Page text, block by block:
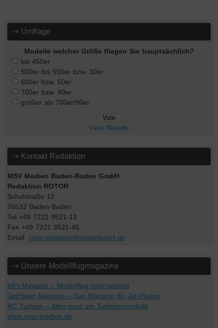
⇢ Umfrage
Modelle welcher Größe fliegen Sie hauptsächlich?
bis 450er
500er bis 550er bzw. 30er
600er bzw. 50er
700er bzw. 90er
größer als 700er/90er
View Results
⇢ Kontakt Redaktion
MSV Medien Baden-Baden GmbH
Redaktion ROTOR
Schulstraße 12
76532 Baden-Baden
Tel +49 7221 9521-13
Fax +49 7221 9521-45
Email rotorredaktion@modellsport.de
⇢ Unsere Modellflugmagazine
MFI Magazin – Modellflug international
JetPower Magazin – Das Magazin für Jet-Piloten
RC Turbine – Alles rund um Turbinenmodelle
shop.msv-medien.de